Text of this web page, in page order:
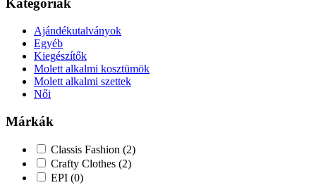
Kategóriák
Ajándékutalványok
Egyéb
Kiegészítők
Molett alkalmi kosztümök
Molett alkalmi szettek
Női
Márkák
Classis Fashion (2)
Crafty Clothes (2)
EPI (0)